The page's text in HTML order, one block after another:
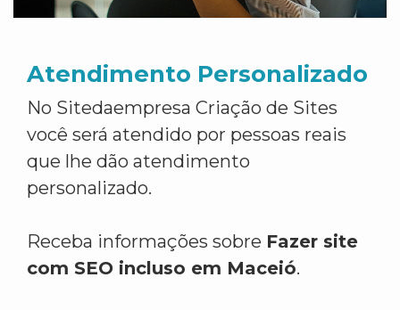
Atendimento Personalizado
No Sitedaempresa Criação de Sites
você será atendido por pessoas reais
que lhe dão atendimento
personalizado.
Receba informações sobre Fazer site
com SEO incluso em Maceió.